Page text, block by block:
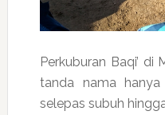
Perkuburan Baqi’ di
tanda nama
selepas subuh